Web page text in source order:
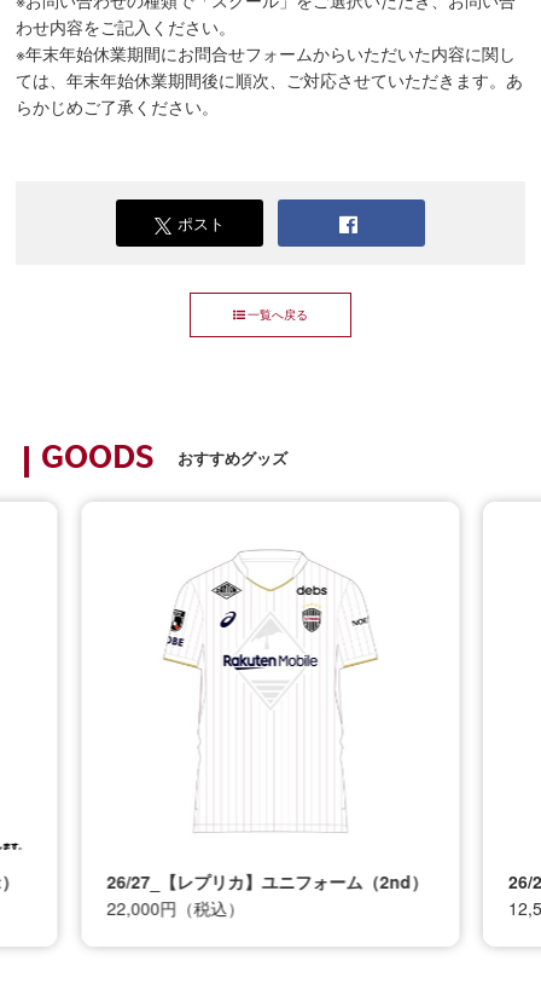
わせ内容をご記入ください。
※年末年始休業期間にお問合せフォームからいただいた内容に関し
ては、年末年始休業期間後に順次、ご対応させていただきます。あ
らかじめご了承ください。
ポスト
一覧へ戻る
GOODS おすすめグッズ
26/27_【レプリカ】ユニフォーム（2nd）
22,000円（税込）
26/